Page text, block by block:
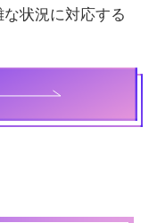
状況に対応する